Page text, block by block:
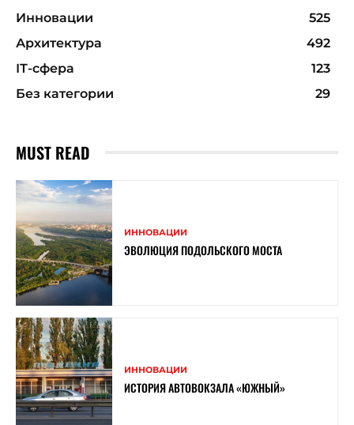
Инновации
525
Архитектура
492
ІТ-сфера
123
Без категории
29
MUST READ
ИННОВАЦИИ
ЭВОЛЮЦИЯ ПОДОЛЬСКОГО МОСТА
ИННОВАЦИИ
ИСТОРИЯ АВТОВОКЗАЛА «ЮЖНЫЙ»